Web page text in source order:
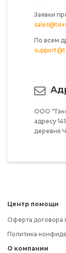
Заявки
По всем
ООО
адресу
деревня
Центр помощи
Оферта договора
Политика
О компании